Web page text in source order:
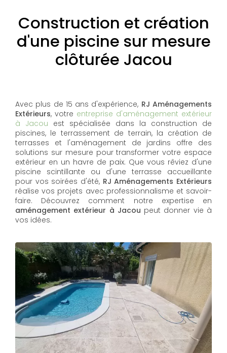
Construction et création
d'une piscine sur mesure
clôturée Jacou
Avec plus de 15 ans d'expérience, RJ Aménagements
Extérieurs, votre entreprise d'aménagement extérieur
à Jacou est spécialisée dans la construction de
piscines, le terrassement de terrain, la création de
terrasses et l'aménagement de jardins offre des
solutions sur mesure pour transformer votre espace
extérieur en un havre de paix. Que vous rêviez d'une
piscine scintillante ou d'une terrasse accueillante
pour vos soirées d'été, RJ Aménagements Extérieurs
réalise vos projets avec professionnalisme et savoir-
faire. Découvrez comment notre expertise en
aménagement extérieur à Jacou peut donner vie à
vos idées.